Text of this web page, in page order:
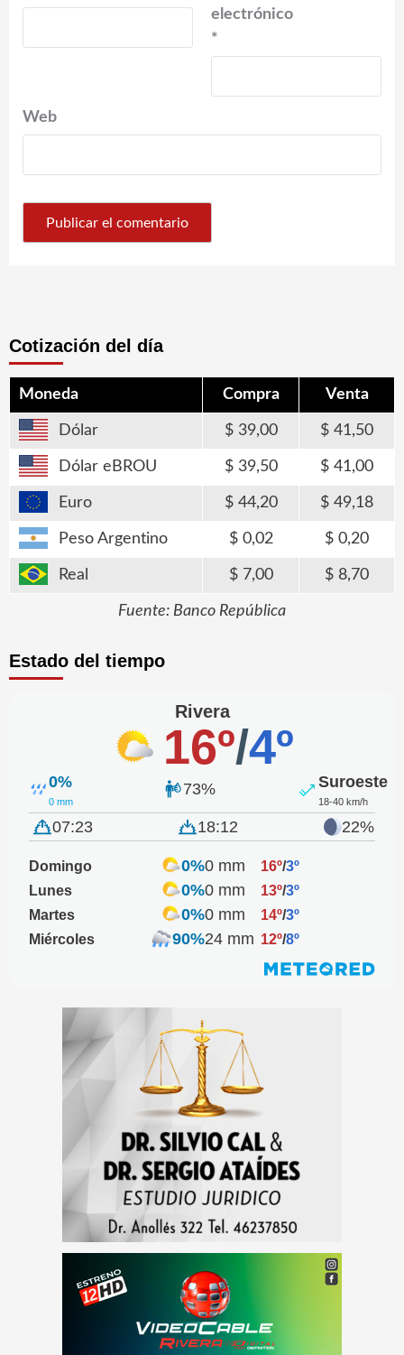
electrónico
*
Web
Cotización del día
Moneda Compra Venta
Dólar 39,00 41,50
Dólar eBROU 39,50 41,00
Euro 44,20 49,18
Peso Argentino 0,02 0,20
Real 7,00 8,70
Fuente: Banco República
Estado del tiempo
Rivera
16º/4º
0%
0 mm
73% Suroeste
18-40 km/h
07:23 18:12 22%
Domingo 0%0 mm 16º/3º
Lunes
0%0 mm 13º/3º
Martes
0%0 mm 14º/3º
Miércoles
90%24 mm 12º/8º